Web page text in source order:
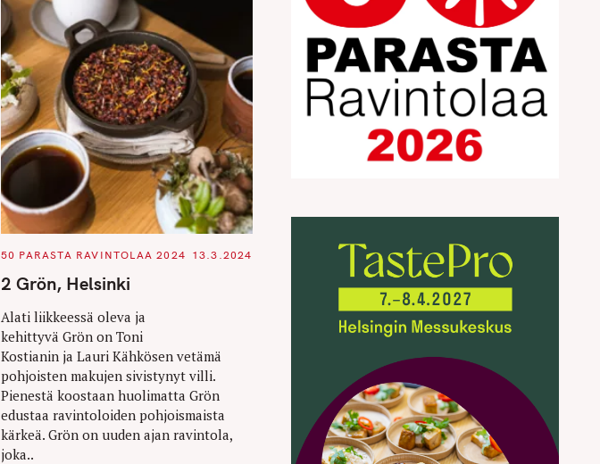
C
T
E
O
R
I
S
50 PARASTA RAVINTOLAA 2024 13.3.2024
2 Grön, Helsinki
Alati liikkeessä oleva ja
kehittyvä Grön on Toni
Kostianin ja Lauri Kähkösen vetämä
pohjoisten makujen sivistynyt villi.
Pienestä koostaan huolimatta Grön
edustaa ravintoloiden pohjoismaista
kärkeä. Grön on uuden ajan ravintola,
joka..